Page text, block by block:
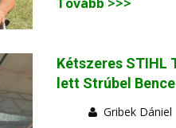
Kétszeres STIHL
lett Strúbel Bence
Gribek Dániel